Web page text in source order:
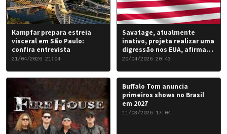
Kampfar prepara estreia
visceral em São Paulo:
confira entrevista
21/04/2026 21:04
Savatage, atualmente
inativo, projeta realizar uma
digressão nos EUA, afirma
Chris Caffery
20/04/2026 20:43
Buffalo Tom anuncia
primeiros shows no Brasil
em 2027
11/03/2026 17:04